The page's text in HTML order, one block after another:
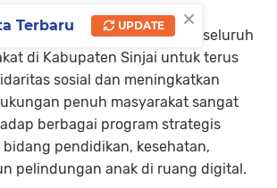
pemerintah mengajak seluruh
di Kabupaten Sinjai untuk terus
sosial dan meningkatkan
penuh masyarakat sangat
berbagai program strategis
bidang pendidikan, kesehatan,
pelindungan anak di ruang digital.
×
Terbaru UPDATE